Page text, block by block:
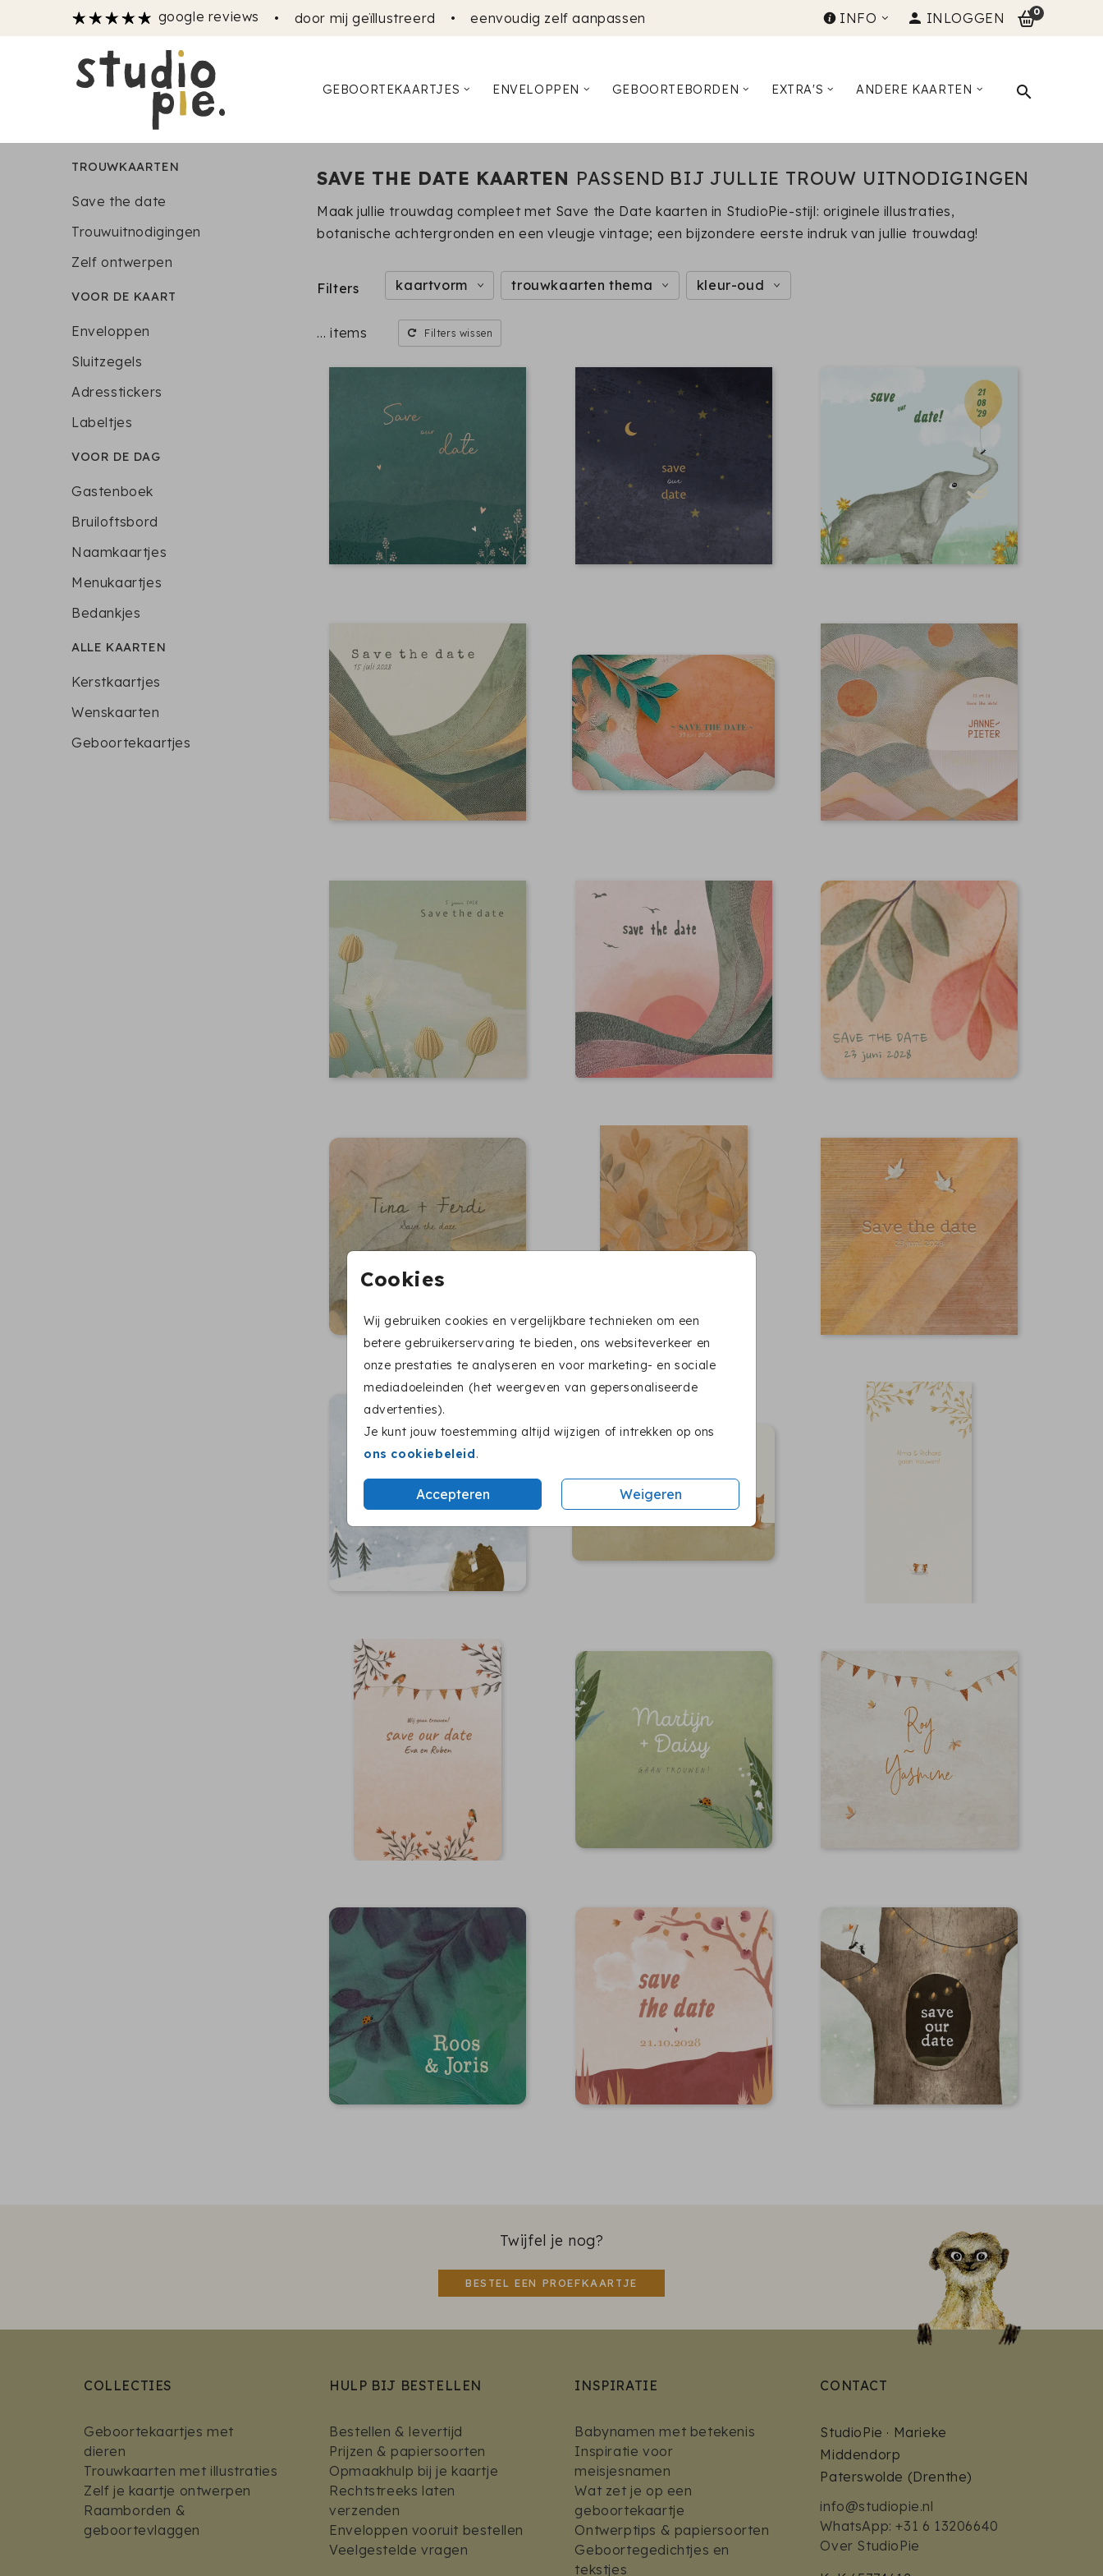
google reviews • door mij geïllustreerd • eenvoudig zelf aanpassen INFO INLOGGEN 0
GEBOORTEKAARTJES ENVELOPPEN GEBOORTEBORDEN EXTRA'S ANDERE KAARTEN
Cookies
Wij gebruiken cookies en vergelijkbare technieken om een
betere gebruikerservaring te bieden, ons websiteverkeer en
onze prestaties te analyseren en voor marketing- en sociale
mediadoeleinden (het weergeven van gepersonaliseerde
advertenties).
Je kunt jouw toestemming altijd wijzigen of intrekken op ons
ons cookiebeleid.
Accepteren Weigeren
TROUWKAARTEN
Save the date
Trouwuitnodigingen
Zelf ontwerpen
VOOR DE KAART
Enveloppen
Sluitzegels
Adresstickers
Labeltjes
VOOR DE DAG
Gastenboek
Bruiloftsbord
Naamkaartjes
Menukaartjes
Bedankjes
ALLE KAARTEN
Kerstkaartjes
Wenskaarten
Geboortekaartjes
SAVE THE DATE KAARTEN PASSEND BIJ JULLIE TROUW UITNODIGINGEN
Maak jullie trouwdag compleet met Save the Date kaarten in StudioPie-stijl: originele illustraties,
botanische achtergronden en een vleugje vintage; een bijzondere eerste indruk van jullie trouwdag!
Filters kaartvorm trouwkaarten thema kleur-oud
… items Filters wissen
Twijfel je nog?
BESTEL EEN PROEFKAARTJE
COLLECTIES
Geboortekaartjes met
dieren
Trouwkaarten met illustraties
Zelf je kaartje ontwerpen
Raamborden &
geboortevlaggen
HULP BIJ BESTELLEN
Bestellen & levertijd
Prijzen & papiersoorten
Opmaakhulp bij je kaartje
Rechtstreeks laten
verzenden
Enveloppen vooruit bestellen
Veelgestelde vragen
INSPIRATIE
Babynamen met betekenis
Inspiratie voor
meisjesnamen
Wat zet je op een
geboortekaartje
Ontwerptips & papiersoorten
Geboortegedichtjes en
tekstjes
CONTACT
StudioPie · Marieke
Middendorp
Paterswolde (Drenthe)
info@studiopie.nl
WhatsApp: +31 6 13206640
Over StudioPie